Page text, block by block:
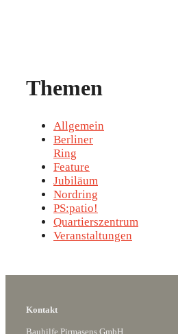
Themen
Allgemein
Berliner
Ring
Feature
Jubiläum
Nordring
PS:patio!
Quartierszentrum
Veranstaltungen
Kontakt
Bauhilfe Pirmasens GmbH